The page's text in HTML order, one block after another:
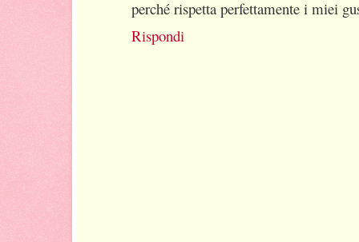
perché rispetta perfettamente i miei
Rispondi